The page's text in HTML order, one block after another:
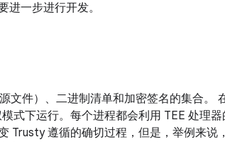
一步进行开发。
文件）、二进制清单和加密签名的集合。
式下运行。每个进程都会利用 TEE 处理
Trusty 遵循的确切过程，但是，举例来说